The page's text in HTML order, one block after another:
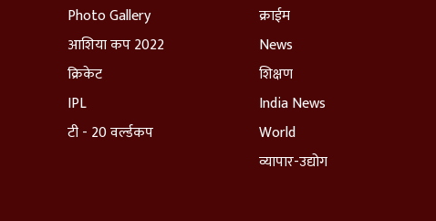
Photo Gallery
आशिया कप 2022
क्रिकेट
IPL
टी - 20 वर्ल्डकप
क्राईम
News
शिक्षण
India News
World
व्यापार-उद्योग